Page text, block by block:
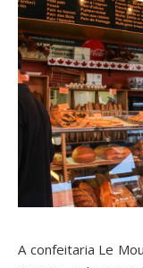
A confeitaria Le